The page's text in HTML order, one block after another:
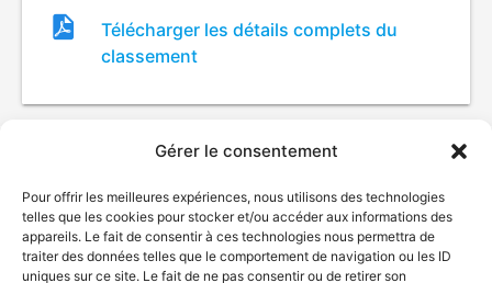
Gérer le consentement
Pour offrir les meilleures expériences, nous utilisons des technologies
telles que les cookies pour stocker et/ou accéder aux informations des
appareils. Le fait de consentir à ces technologies nous permettra de
traiter des données telles que le comportement de navigation ou les ID
uniques sur ce site. Le fait de ne pas consentir ou de retirer son
Fichier
de
classement
Télécharger les détails complets du
classement